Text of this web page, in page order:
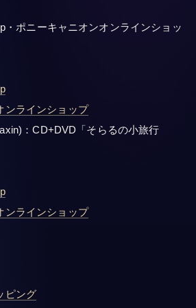
ポニーキャニオンオンラインショッ
ンラインショップ
：CD+DVD「そらるの小旅行
ンラインショップ
ピング